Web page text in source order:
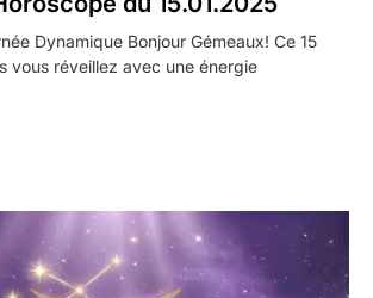
Dynamique Bonjour Gémeaux! Ce 15
vous réveillez avec une énergie